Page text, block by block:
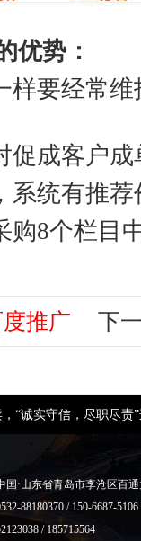
优势：
样要经常
促成客户
系统有推荐
购8个栏目
推广 下一
“诚实守信，尽职尽责
国·山东省青岛市李沧区百
88180370 / 150-6687-5106
/ 185715564